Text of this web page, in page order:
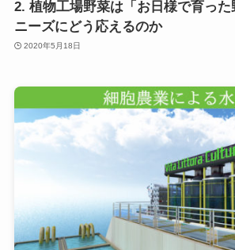
2. 植物工場野菜は「お日様で育っ
ニーズにどう応えるのか
2020年5月18日